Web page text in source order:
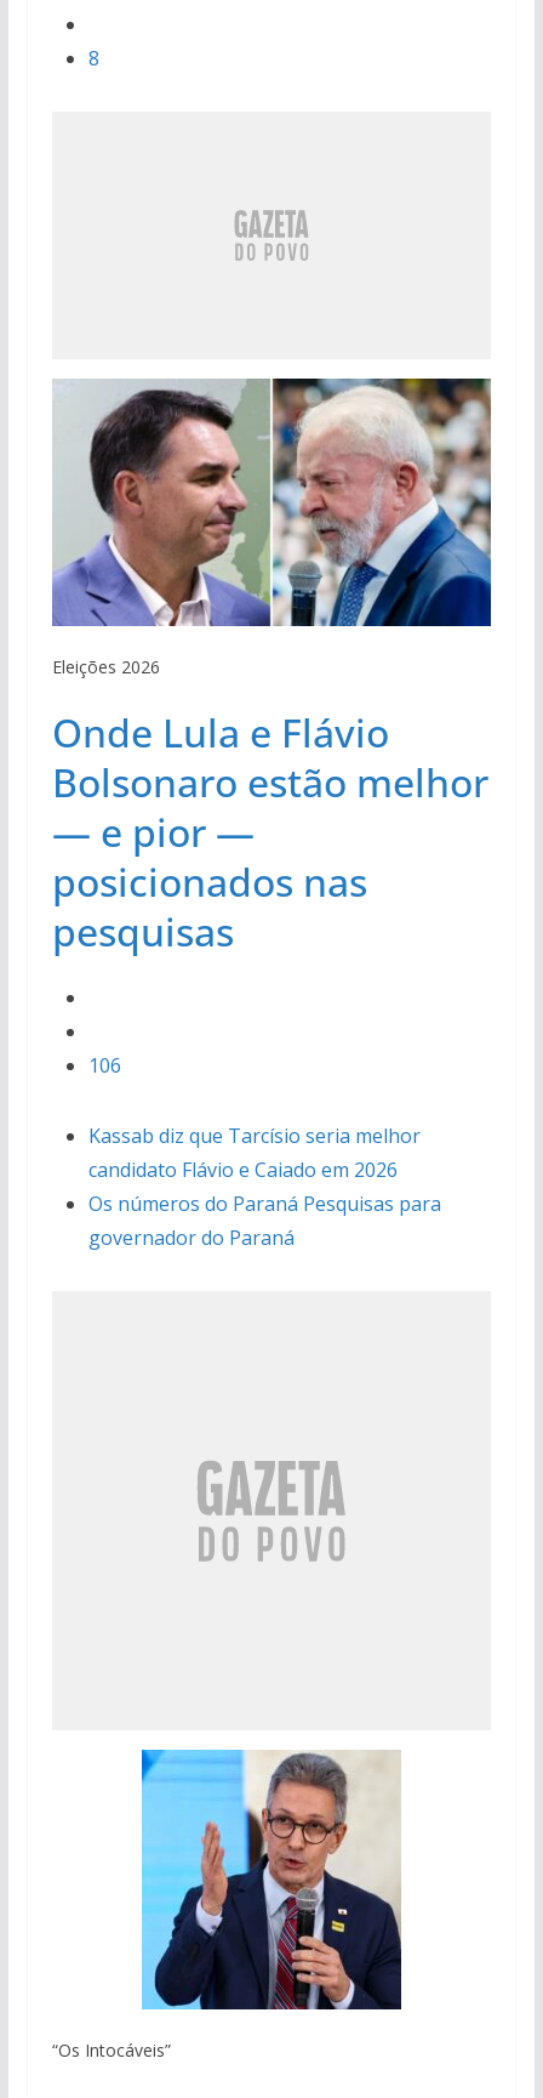
8
Eleições 2026
Onde Lula e Flávio
Bolsonaro estão melhor
— e pior —
posicionados nas
pesquisas
106
Kassab diz que Tarcísio seria melhor
candidato Flávio e Caiado em 2026
Os números do Paraná Pesquisas para
governador do Paraná
“Os Intocáveis”